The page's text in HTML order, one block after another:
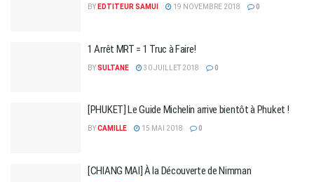
BY EDTITEUR SAMUI 19 NOVEMBRE 2018 0
1 Arrêt MRT = 1 Truc à Faire!
BYSULTANE 30 JUILLET 2018 0
[PHUKET] Le Guide Michelin arrive bientôt à Phuket !
BYCAMILLE 15 MAI 2018 0
[CHIANG MAI] À la Découverte de Nimman